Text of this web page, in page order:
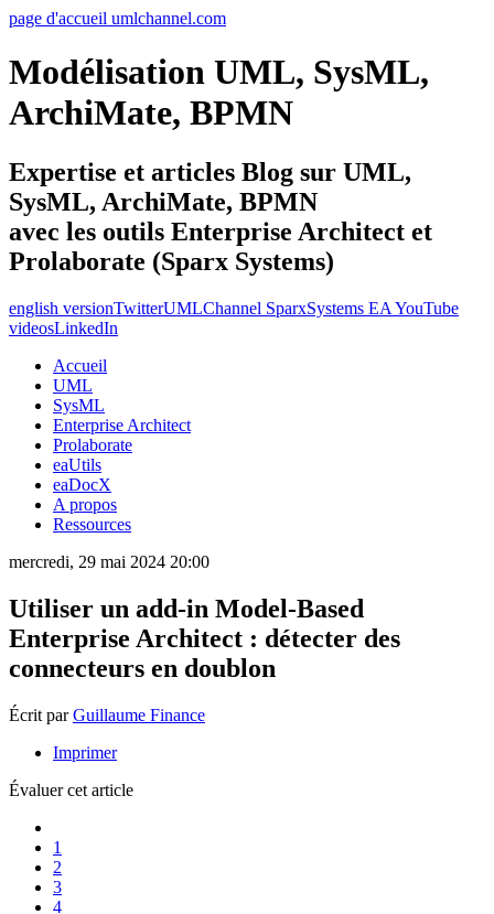
page d'accueil umlchannel.com
Modélisation UML, SysML,
ArchiMate, BPMN
Expertise et articles Blog sur UML,
SysML, ArchiMate, BPMN
avec les outils Enterprise Architect et
Prolaborate (Sparx Systems)
english versionTwitterUMLChannel SparxSystems EA YouTube
videosLinkedIn
Accueil
UML
SysML
Enterprise Architect
Prolaborate
eaUtils
eaDocX
A propos
Ressources
mercredi, 29 mai 2024 20:00
Utiliser un add-in Model-Based
Enterprise Architect : détecter des
connecteurs en doublon
Écrit parGuillaume Finance
Imprimer
Évaluer cet article
1
2
3
4